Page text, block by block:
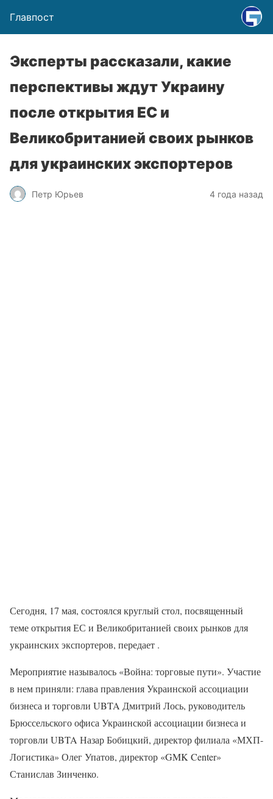
Главпост
Эксперты рассказали, какие
перспективы ждут Украину
после открытия ЕС и
Великобританией своих рынков
для украинских экспортеров
Петр Юрьев 4 года назад
Сегодня, 17 мая, состоялся круглый стол, посвященный
теме открытия ЕС и Великобританией своих рынков для
украинских экспортеров, передает .
Мероприятие называлось «Война: торговые пути». Участие
в нем приняли: глава правления Украинской ассоциации
бизнеса и торговли UBTA Дмитрий Лось, руководитель
Брюссельского офиса Украинской ассоциации бизнеса и
торговли UBTA Назар Бобицкий, директор филиала «МХП-
Логистика» Олег Упатов, директор «GMK Center»
Станислав Зинченко.